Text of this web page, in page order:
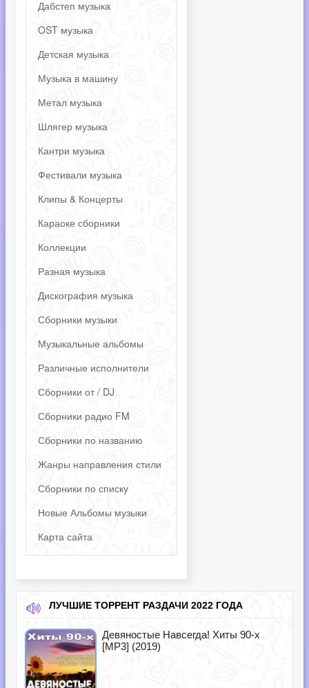
Дабстеп музыка
OST музыка
Детская музыка
Музыка в машину
Метал музыка
Шлягер музыка
Кантри музыка
Фестивали музыка
Клипы & Концерты
Караоке сборники
Коллекции
Разная музыка
Дискография музыка
Сборники музыки
Музыкальные альбомы
Различные исполнители
Сборники от / DJ
Сборники радио FM
Сборники по названию
Жанры направления стили
Сборники по списку
Новые Альбомы музыки
Карта сайта
ЛУЧШИЕ ТОРРЕНТ РАЗДАЧИ 2022 ГОДА
Девяностые Навсегда! Хиты 90-х
[MP3] (2019)